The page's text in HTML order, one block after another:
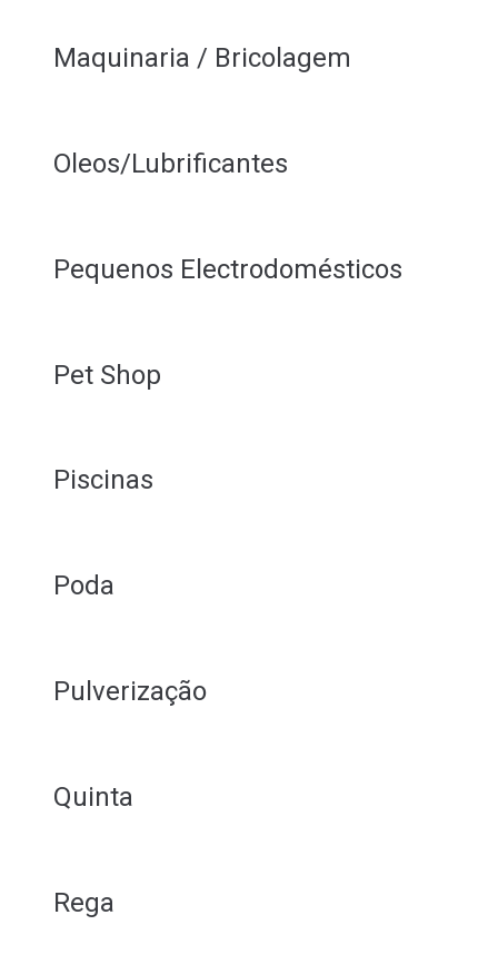
Maquinaria / Bricolagem
Oleos/Lubrificantes
Pequenos Electrodomésticos
Pet Shop
Piscinas
Poda
Pulverização
Quinta
Rega